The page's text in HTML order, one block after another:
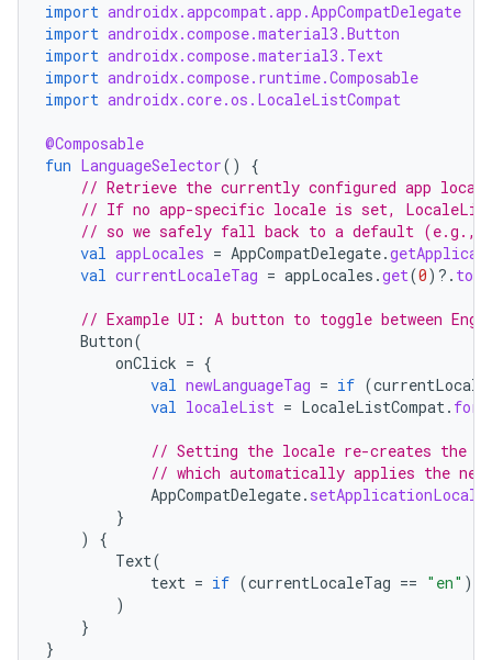
import androidx.appcompat.app.AppCompatDelegate
import androidx.compose.material3.Button
import androidx.compose.material3.Text
import androidx.compose.runtime.Composable
import androidx.core.os.LocaleListCompat
@Composable
fun LanguageSelector()
{
// Retrieve the currently configured app
// If no app-specific locale is set,
// so we safely fall back to a default (e.g.,
val appLocales = AppCompatDelegate.
val currentLocaleTag = appLocales .get(0) ?.
// Example UI: A button to toggle between
Button(
onClick = {
val newLanguageTag = if (
val localeList = LocaleListCompat.
// Setting the locale re-creates the
// which automatically applies the new
AppCompatDelegate.
}
)
{
Text(
text = if (currentLocaleTag == "en" )
)
}
}